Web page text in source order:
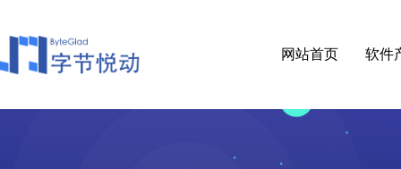
网站首页 软件